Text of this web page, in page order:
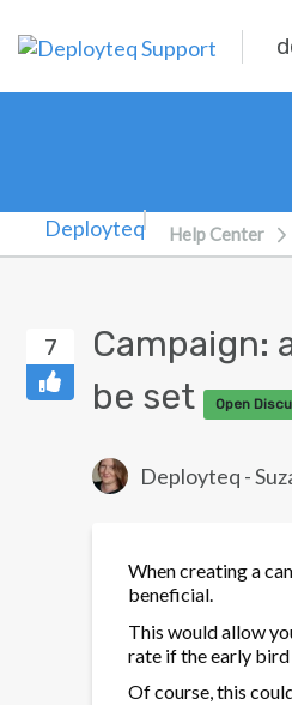
Help Center
7
Campaign:
be set
Open
Deployteq -
When creating a
beneficial.
This would allow
rate if the early bird
Of course, this